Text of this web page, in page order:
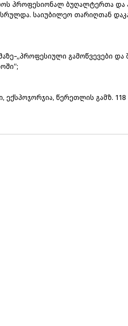
პრო­ფე­სი­ო­ნალ ­ბუ­ღალ­ტერ­თა
სა­ი­უ­ბი­ლეო­ თა­რიღ­თან
­გა­მოწ­ვე­ვე­ბი
ექ­ს­პო­ჯორ­ჯი­ა,­ წე­რეთ­ლის­ გამ­ზ.­ 118